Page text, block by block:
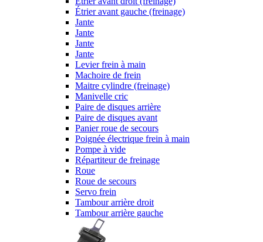
Étrier avant gauche (freinage)
Jante
Jante
Jante
Jante
Levier frein à main
Machoire de frein
Maitre cylindre (freinage)
Manivelle cric
Paire de disques arrière
Paire de disques avant
Panier roue de secours
Poignée électrique frein à main
Pompe à vide
Répartiteur de freinage
Roue
Roue de secours
Servo frein
Tambour arrière droit
Tambour arrière gauche